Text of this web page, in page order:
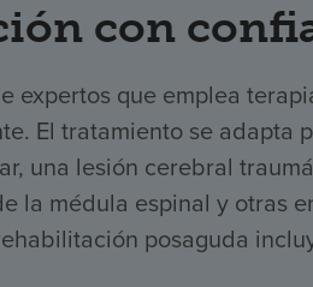
con
expertos que emplea
El tratamiento se adapta
una lesión cerebral
la médula espinal y otras
posaguda